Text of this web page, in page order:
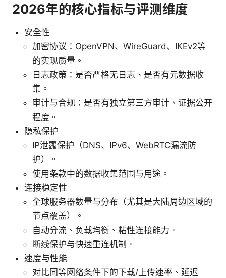
2026年的核心指标与评测维度
安全性
加密协议：OpenVPN、WireGuard、IKEv2等
的实现质量。
日志政策：是否严格无日志、是否有元数据收
集。
审计与合规：是否有独立第三方审计、证据公开
程度。
隐私保护
IP泄露保护（DNS、IPv6、WebRTC漏流防
护）。
使用条款中的数据收集范围与用途。
连接稳定性
全球服务器数量与分布（尤其是大陆周边区域的
节点覆盖）。
自动分流、负载均衡、粘性连接能力。
断线保护与快速重连机制。
速度与性能
对比同等网络条件下的下载/上传速率、延迟